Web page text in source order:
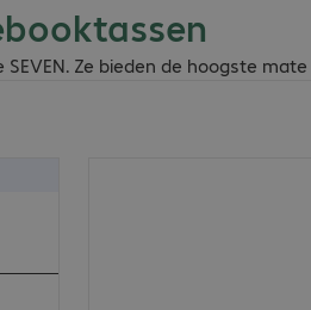
Ze bieden de hoogste